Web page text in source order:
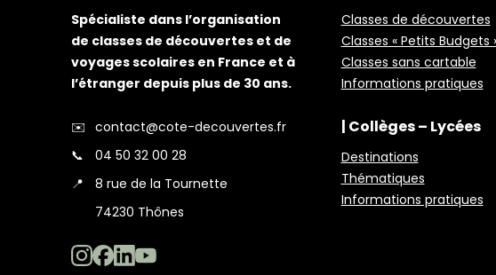
Spécialiste dans l’organisation
de classes de découvertes et de
voyages scolaires en France et à
l’étranger depuis plus de 30 ans.
✉️ contact@cote-decouvertes.fr
📞
04 50 32 00 28
📍
8 rue de la Tournette
74230 Thônes
Classes de découvertes
Classes « Petits Budgets
Classes sans cartable
Informations pratiques
| Collèges – Lycées
Destinations
Thématiques
Informations pratiques